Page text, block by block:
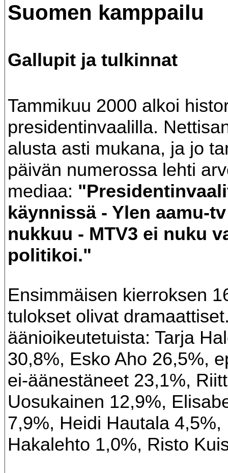
Suomen kamppailu
Gallupit ja tulkinnat
Tammikuu 2000 alkoi
presidentinvaalilla.
alusta asti mukana, ja jo
päivän numerossa lehti
mediaa:
käynnissä - Ylen aamu-
nukkuu - MTV3 ei nuku
politikoi."
Ensimmäisen kierroksen
tulokset olivat
äänioikeutetuista: Tarja
30,8%, Esko Aho 26,5%,
ei-äänestäneet 23,1%,
Uosukainen 12,9%,
7,9%, Heidi Hautala 4,5%,
Hakalehto 1,0%, Risto